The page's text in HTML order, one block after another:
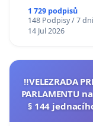
1 729 podpisů
148 Podpisy / 7 dní
14 Jul 2026
‼️VELEZRADA
PARLAMENTU
§ 144